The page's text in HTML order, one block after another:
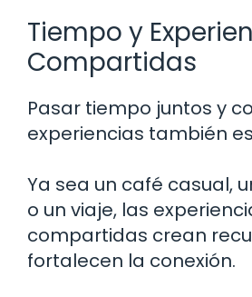
Tiempo y
Compartidas
Pasar tiempo juntos y
experiencias también
Ya sea un café casual,
o un viaje, las
compartidas crean
fortalecen la conexión.